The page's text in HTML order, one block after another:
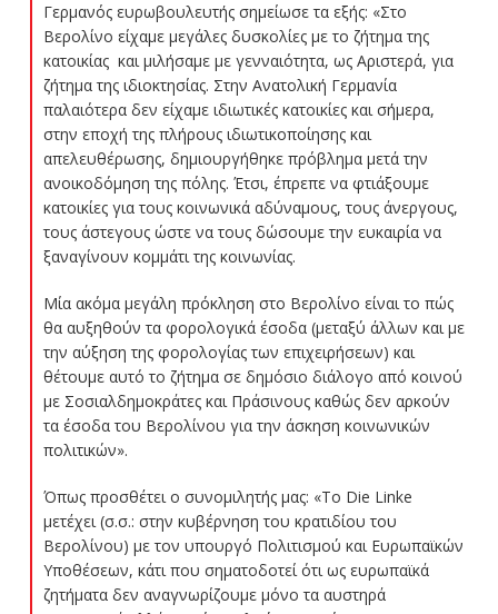
Γερμανός ευρωβουλευτής σημείωσε τα εξής: «Στο
Βερολίνο είχαμε μεγάλες δυσκολίες με το ζήτημα της
κατοικίας και μιλήσαμε με γενναιότητα, ως Αριστερά, για
ζήτημα της ιδιοκτησίας. Στην Ανατολική Γερμανία
παλαιότερα δεν είχαμε ιδιωτικές κατοικίες και σήμερα,
στην εποχή της πλήρους ιδιωτικοποίησης και
απελευθέρωσης, δημιουργήθηκε πρόβλημα μετά την
ανοικοδόμηση της πόλης. Έτσι, έπρεπε να φτιάξουμε
κατοικίες για τους κοινωνικά αδύναμους, τους άνεργους,
τους άστεγους ώστε να τους δώσουμε την ευκαιρία να
ξαναγίνουν κομμάτι της κοινωνίας.
Μία ακόμα μεγάλη πρόκληση στο Βερολίνο είναι το πώς
θα αυξηθούν τα φορολογικά έσοδα (μεταξύ άλλων και με
την αύξηση της φορολογίας των επιχειρήσεων) και
θέτουμε αυτό το ζήτημα σε δημόσιο διάλογο από κοινού
με Σοσιαλδημοκράτες και Πράσινους καθώς δεν αρκούν
τα έσοδα του Βερολίνου για την άσκηση κοινωνικών
πολιτικών».
Όπως προσθέτει ο συνομιλητής μας: «Το Die Linke
μετέχει (σ.σ.: στην κυβέρνηση του κρατιδίου του
Βερολίνου) με τον υπουργό Πολιτισμού και Ευρωπαϊκών
Υποθέσεων, κάτι που σηματοδοτεί ότι ως ευρωπαϊκά
ζητήματα δεν αναγνωρίζουμε μόνο τα αυστηρά